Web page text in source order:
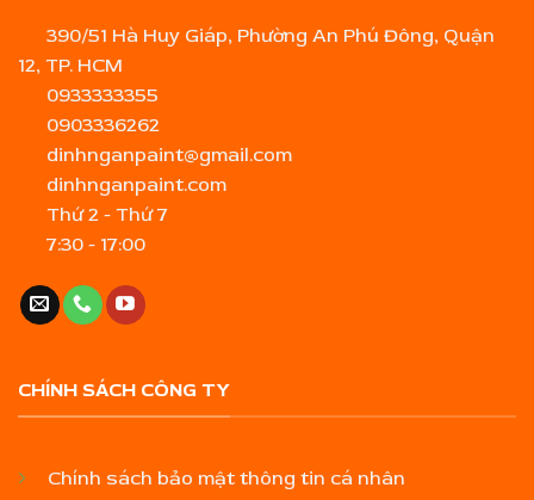
390/51 Hà Huy Giáp, Phường An Phú Đông, Quận
12, TP. HCM
0933333355
0903336262
dinhnganpaint@gmail.com
dinhnganpaint.com
Thứ 2 - Thứ 7
7:30 - 17:00
CHÍNH SÁCH CÔNG TY
Chính sách bảo mật thông tin cá nhân